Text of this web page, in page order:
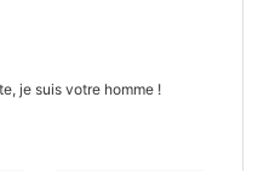
je suis votre homme !